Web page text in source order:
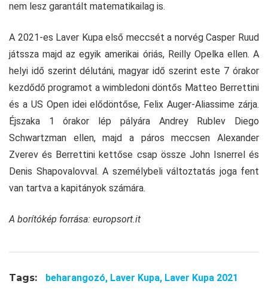
nem lesz garantált matematikailag is.
A 2021-es Laver Kupa első meccsét a norvég Casper Ruud
játssza majd az egyik amerikai óriás, Reilly Opelka ellen. A
helyi idő szerint délutáni, magyar idő szerint este 7 órakor
kezdődő programot a wimbledoni döntős Matteo Berrettini
és a US Open idei elődöntőse, Felix Auger-Aliassime zárja.
Éjszaka 1 órakor lép pályára Andrey Rublev Diego
Schwartzman ellen, majd a páros meccsen Alexander
Zverev és Berrettini kettőse csap össze John Isnerrel és
Denis Shapovalovval. A személybeli változtatás joga fent
van tartva a kapitányok számára.
A borítókép forrása: europsort.it
Tags: beharangozó, Laver Kupa, Laver Kupa 2021